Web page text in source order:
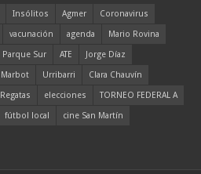
Insólitos Agmer
Coronavirus
vacunación agenda
Mario Rovina
Parque Sur ATE
Jorge Díaz
Marbot Urribarri
Clara Chauvín
Regatas elecciones
TORNEO FEDERAL A
fútbol local cine San Martín